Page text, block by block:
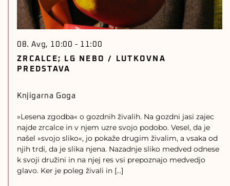
ZRCALCE; LG NEBO / LUTKOVNA
PREDSTAVA
08. Avg, 10:00 - 11:00
Knjigarna Goga
»Lesena zgodba« o gozdnih živalih. Na gozdni jasi zajec
najde zrcalce in v njem uzre svojo podobo. Vesel, da je
našel »svojo sliko«, jo pokaže drugim živalim, a vsaka od
njih trdi, da je slika njena. Nazadnje sliko medved odnese
k svoji družini in na njej res vsi prepoznajo medvedjo
glavo. Ker je poleg živali in […]